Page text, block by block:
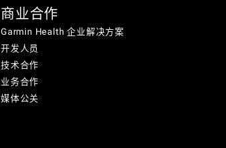
商业合作
Garmin Health 企业解决方案
开发人员
技术合作
业务合作
媒体公关